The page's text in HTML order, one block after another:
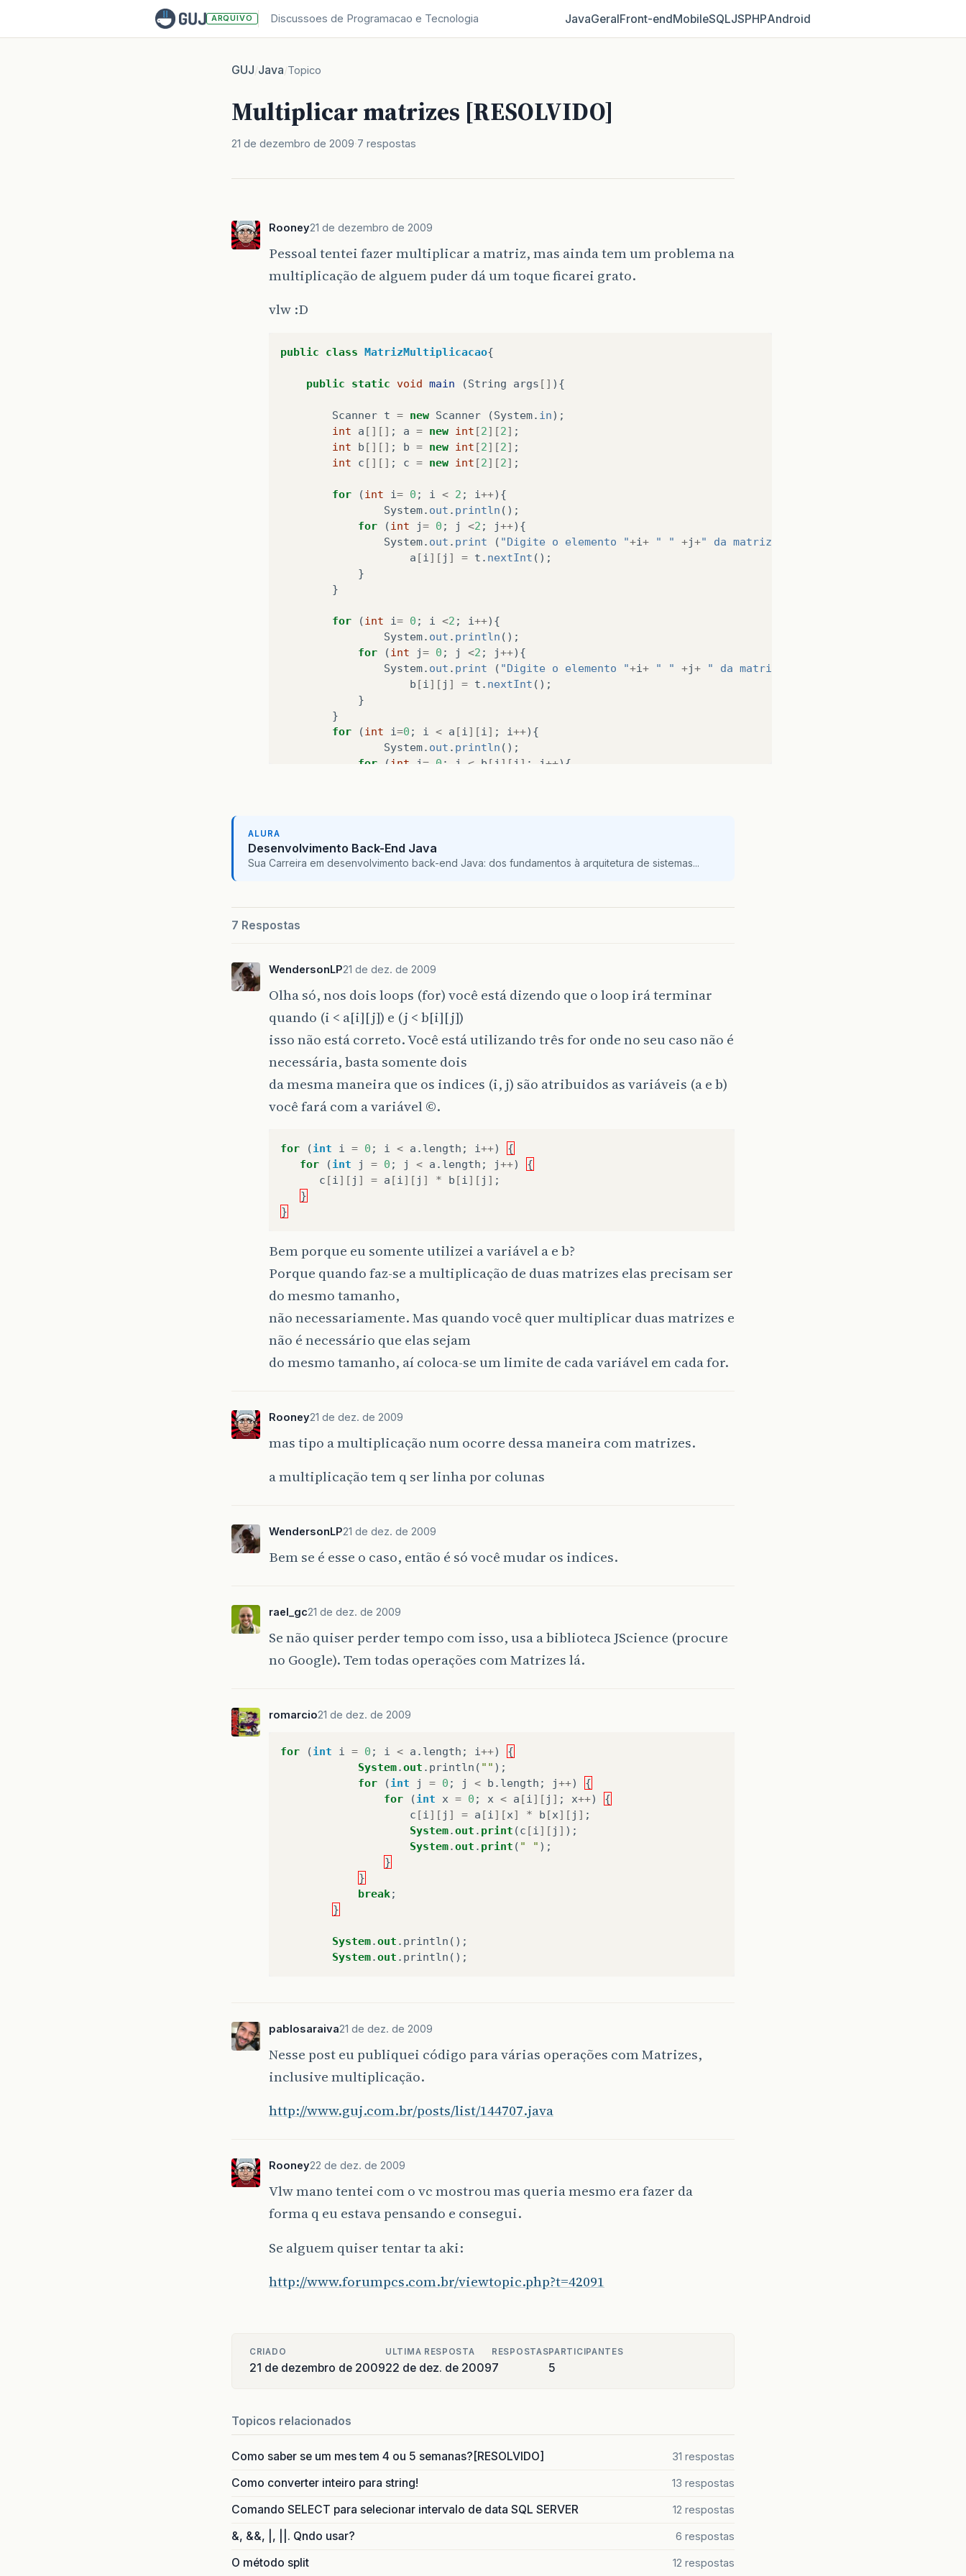
ARQUIVO Discussoes de Programacao e Tecnologia JavaGeralFront‑endMobileSQLJSPHPAndroid
GUJ/Java/Topico
Multiplicar matrizes [RESOLVIDO]
21 de dezembro de 2009 7 respostas
Rooney21 de dezembro de 2009
Pessoal tentei fazer multiplicar a matriz, mas ainda tem um problema na
multiplicação de alguem puder dá um toque ficarei grato.
vlw :D
public class MatrizMultiplicacao{
public static void main (String args [] ){
Scanner t = new Scanner (System. in);
int
a [][] ; a = new int [2][2] ;
int
b [][] ; b = new int [2][2] ;
int
c [][] ; c = new int [2][2] ;
for (int i= 0 ; i < 2 ; i++){
System. out . println ();
for
(int j= 0 ; j <2 ; j++){
System. out . print ( "Digite o elemento "+i+ " " +j+" da matriz a: "
a [i ][ j ] = t . nextInt ();
}
}
for (int i= 0 ; i <2 ; i++){
System. out . println ();
for
(int j= 0 ; j <2 ; j++){
System. out . print ( "Digite o elemento "+i+ " " +j+ " da matriz b: "
b [i ][ j ] = t . nextInt ();
}
}
for
(int i=0 ; i < a [i ][i ] ; i++){
System. out . println ();
for
(int j= 0 ; j < b [ j ][ j ] ; j++){
}
System .out.println
}
ALURA
Desenvolvimento Back-End Java
Sua Carreira em desenvolvimento back-end Java: dos fundamentos à arquitetura de sistemas...
7 Respostas
WendersonLP21 de dez. de 2009
Olha só, nos dois loops (for) você está dizendo que o loop irá terminar
quando (i < a[i][j]) e (j < b[i][j])
isso não está correto. Você está utilizando três for onde no seu caso não é
necessária, basta somente dois
da mesma maneira que os indices (i, j) são atribuidos as variáveis (a e b)
você fará com a variável ©.
for (int i = 0 ; i < a . length ; i++)
{
for
(int j = 0 ; j < a . length ; j++)
{
c [i ][ j ] = a [i ][ j ] * b [i ][ j ] ;
}
}
Bem porque eu somente utilizei a variável a e b?
Porque quando faz-se a multiplicação de duas matrizes elas precisam ser
do mesmo tamanho,
não necessariamente. Mas quando você quer multiplicar duas matrizes e
não é necessário que elas sejam
do mesmo tamanho, aí coloca-se um limite de cada variável em cada for.
Rooney21 de dez. de 2009
mas tipo a multiplicação num ocorre dessa maneira com matrizes.
a multiplicação tem q ser linha por colunas
WendersonLP21 de dez. de 2009
Bem se é esse o caso, então é só você mudar os indices.
rael_gc21 de dez. de 2009
Se não quiser perder tempo com isso, usa a biblioteca JScience (procure
no Google). Tem todas operações com Matrizes lá.
romarcio21 de dez. de 2009
for (int i = 0 ; i < a . length ; i++)
{
System.out . println ( "" );
for
(int j = 0 ; j < b . length ; j++)
{
for
(int x = 0 ; x < a [i ][ j ] ; x++)
{
c [i ][ j ] = a [i ][x] * b [x][ j ] ;
System.out . print (c [i ][ j ] );
System.out . print ( " " );
}
}
break;
}
System.out . println ();
System.out . println ();
pablosaraiva21 de dez. de 2009
Nesse post eu publiquei código para várias operações com Matrizes,
inclusive multiplicação.
http://www.guj.com.br/posts/list/144707.java
Rooney22 de dez. de 2009
Vlw mano tentei com o vc mostrou mas queria mesmo era fazer da
forma q eu estava pensando e consegui.
Se alguem quiser tentar ta aki:
http://www.forumpcs.com.br/viewtopic.php?t=42091
CRIADO
21 de dezembro de 2009
ULTIMA RESPOSTA
22 de dez. de 2009
RESPOSTAS
7
PARTICIPANTES
5
Topicos relacionados
Como saber se um mes tem 4 ou 5 semanas?[RESOLVIDO] 31 respostas
Como converter inteiro para string! 13 respostas
Comando SELECT para selecionar intervalo de data SQL SERVER 12 respostas
&, &&, |, ||. Qndo usar? 6 respostas
O método split 12 respostas